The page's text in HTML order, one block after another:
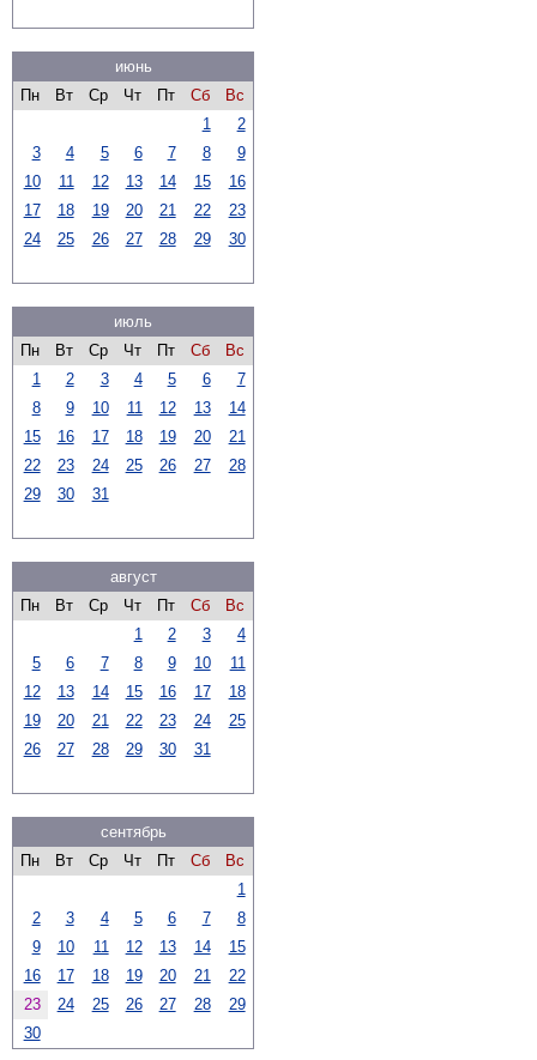
июнь
Пн
Вт Ср Чт Пт Сб
Вс
1
2
3
4 5 6 7 8
9
10
11 12 13 14 15
16
17
18 19 20 21 22
23
24
25 26 27 28 29 30
июль
Пн
Вт Ср Чт Пт Сб
Вс
1
2 3 4 5 6
7
8
9 10 11 12 13
14
15
16 17 18 19 20
21
22
23 24 25 26 27
28
29
30 31
август
Пн
Вт Ср Чт Пт Сб
Вс
1
2 3
4
5
6 7 8 9 10
11
12
13 14 15 16 17
18
19
20 21 22 23 24
25
26
27 28 29 30 31
сентябрь
Пн
Вт Ср Чт Пт Сб
Вс
1
2
3 4 5 6 7
8
9
10 11 12 13 14
15
16
17 18 19 20 21
22
23
24 25 26 27 28
29
30